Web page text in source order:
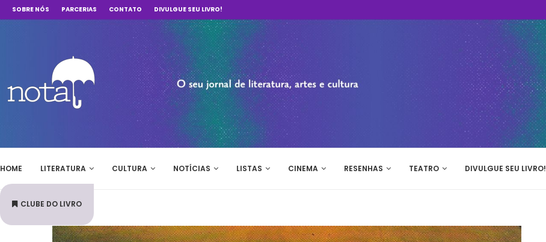
SOBRE NÓS PARCERIAS CONTATO DIVULGUE SEU LIVRO!
HOME LITERATURA CULTURA NOTÍCIAS LISTAS CINEMA RESENHAS TEATRO DIVULGUE SEU LIVRO!
CLUBE DO LIVRO